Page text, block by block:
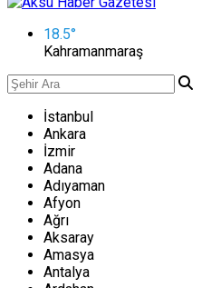
18.5°
Kahramanmaraş
İstanbul
Ankara
İzmir
Adana
Adıyaman
Afyon
Ağrı
Aksaray
Amasya
Antalya